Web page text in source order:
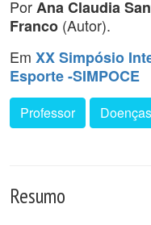
PorAna Claudia
Franco (Autor).
Em XX Simpósio
Esporte -SIMPOCE
Professor Doenças
Resumo